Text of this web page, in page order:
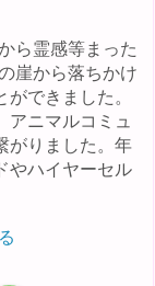
ら霊感等まった
崖から落ちかけ
できました。
ニマルコミュ
がりました。年
やハイヤーセル